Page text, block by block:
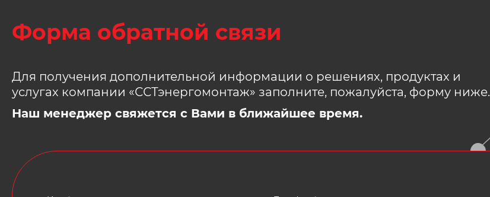
Форма обратной связи
Для получения дополнительной информации о решениях, продуктах и
услугах компании «ССТэнергомонтаж» заполните, пожалуйста, форму ниже.
Наш менеджер свяжется с Вами в ближайшее время.